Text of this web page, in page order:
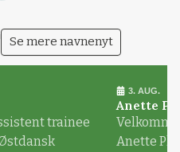
Se mere navnenyt
trainee
3. AUG.
Anette
Anette